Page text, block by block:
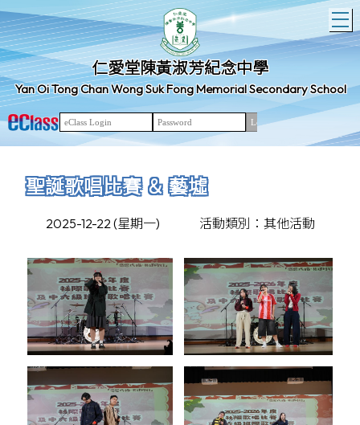
仁愛堂陳黃淑芳紀念中學
Yan Oi Tong Chan Wong Suk Fong Memorial Secondary School
聖誕歌唱比賽 ＆ 藝墟
2025-12-22 (星期一) 活動類別：其他活動